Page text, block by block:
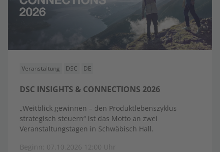
Veranstaltung DSC DE
DSC INSIGHTS & CONNECTIONS 2026
„Weitblick gewinnen – den Produktlebenszyklus
strategisch steuern“ ist das Motto an zwei
Veranstaltungstagen in Schwäbisch Hall.
Beginn: 07.10.2026 12:00 Uhr